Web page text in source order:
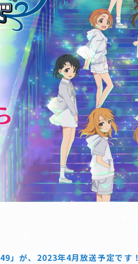
」が、2023年4月放送予定です！